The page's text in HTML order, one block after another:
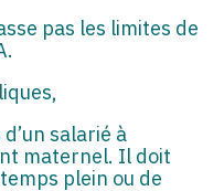
pas les limites de
salarié à
maternel. Il doit
plein ou de